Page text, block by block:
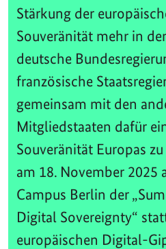
Stärkung der
Souveränität mehr in
deutsche
französische
gemeinsam mit den
Mitgliedstaaten dafür
Souveränität Europas
am 18. November 2025
Campus Berlin der
Digital Sovereignty“
europäischen Digital-